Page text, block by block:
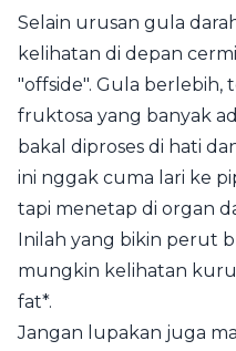
Selain urusan gula
kelihatan di depan
"offside". Gula
fruktosa yang banyak
bakal diproses di hati
ini nggak cuma lari ke
tapi menetap di organ
Inilah yang bikin perut
mungkin kelihatan
fat*.
Jangan lupakan juga